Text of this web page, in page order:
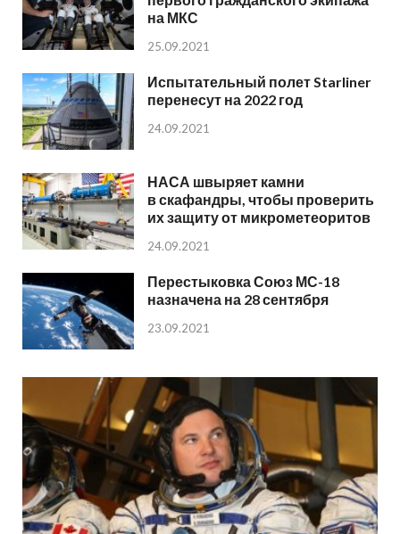
на МКС
25.09.2021
Испытательный полет Starliner
перенесут на 2022 год
24.09.2021
НАСА швыряет камни
в скафандры, чтобы проверить
их защиту от микрометеоритов
24.09.2021
Перестыковка Союз МС-18
назначена на 28 сентября
23.09.2021